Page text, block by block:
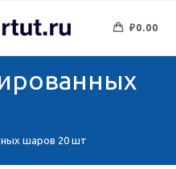
₽0.00
шаров 20 шт